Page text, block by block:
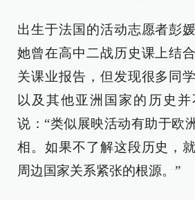
出生于法国的活动志愿者彭
她曾在高中二战历史课上结
关课业报告，但发现很多同
以及其他亚洲国家的历史
说：“类似展映活动有助于欧
相。如果不了解这段历史，
周边国家关系紧张的根源。”